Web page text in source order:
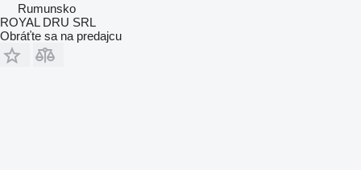
Rumunsko
ROYAL DRU SRL
Obráťte sa na predajcu